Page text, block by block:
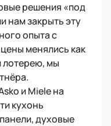
решения «под
нам закрыть эту
опыта с
менялись как
лотерею, мы
и Miele на
кухонь
духовые